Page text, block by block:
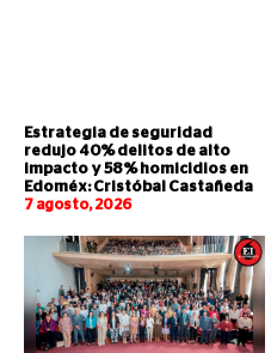
Estrategia de seguridad
redujo 40% delitos de alto
impacto y 58% homicidios en
Edoméx: Cristóbal Castañeda
7 agosto, 2026